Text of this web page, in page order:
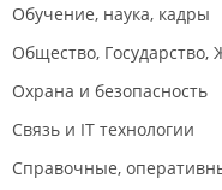
Обучение, наука, кадры
Общество, Государство,
Охрана и безопасность
Связь и IT технологии
Справочные,